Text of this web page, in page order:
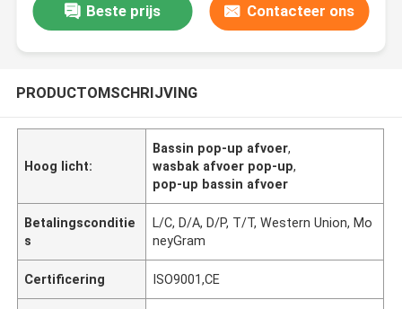
Beste prijs Contacteer ons
PRODUCTOMSCHRIJVING
Hoog licht:
Bassin pop-up afvoer,
wasbak afvoer pop-up,
pop-up bassin afvoer
Betalingsconditie
s
L/C, D/A, D/P, T/T, Western Union, Mo
neyGram
Certificering ISO9001,CE